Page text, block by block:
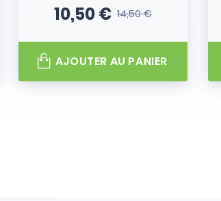
Prix
10,50 €Prix de base
14,50 €
AJOUTER AU PANIER